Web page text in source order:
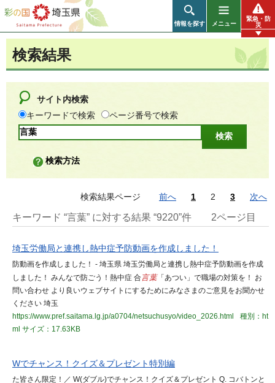
彩の国 埼玉県
情報を探す メニュー
緊急・防
災
検索結果
サイト内検索
キーワードで検索
ページ番号で検索
検索方法
検索結果ページ 前へ 1 2 3 次へ
キーワード “言葉” に対する結果 “9220”件 2ページ目
埼玉労働局と連携し熱中症予防動画を作成しました！
防動画を作成しました！ - 埼玉県 埼玉労働局と連携し熱中症予防動画を作成
しました！ みんなで防ごう！熱中症 合言葉「あつい」で職場の対策を！ お
問い合わせ より良いウェブサイトにするためにみなさまのご意見をお聞かせ
ください 埼玉
https://www.pref.saitama.lg.jp/a0704/netsuchusyo/video_2026.html
種別：ht
ml サイズ：17.63KB
Wでチャンス！クイズ＆プレゼント特別編
た皆さん限定！／ W(ダブル)でチャンス！クイズ＆プレゼント Q. コバトンと